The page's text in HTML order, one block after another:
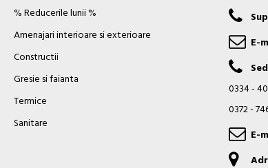
% Reducerile lunii %
Amenajari interioare si exterioare
Constructii
Gresie si faianta
Termice
Sanitare
E-
0334 -
0372 -
E-